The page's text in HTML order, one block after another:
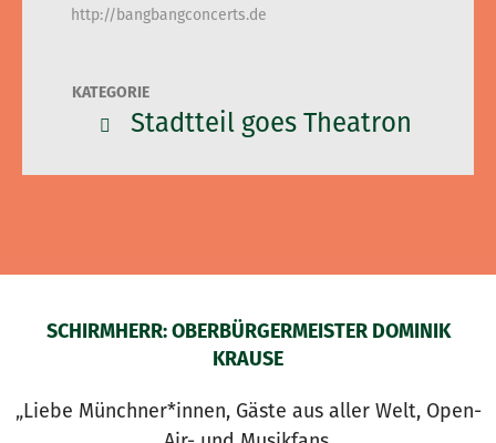
http://bangbangconcerts.de
KATEGORIE
Stadtteil goes Theatron
SCHIRMHERR: OBERBÜRGERMEISTER DOMINIK
KRAUSE
„Liebe Münchner*innen, Gäste aus aller Welt, Open-